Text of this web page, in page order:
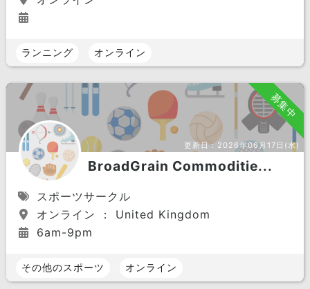
ランニング オンライン
募集中
更新日： 2026年06月17日(水)
BroadGrain Commoditie...
スポーツサークル
オンライン ： United Kingdom
6am-9pm
その他のスポーツ オンライン